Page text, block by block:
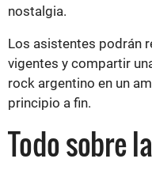
nostalgia.
Los asistentes podrán
vigentes y compartir
rock argentino en un
principio a fin.
Todo sobre